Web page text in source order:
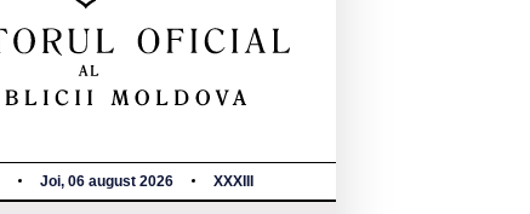
Joi, 06 august 2026 XXXIII